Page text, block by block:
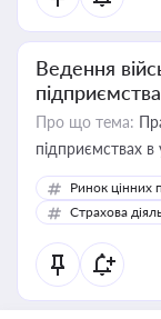
Ведення
Про що тема:
підприємствах
Ринок цінних
Страхова